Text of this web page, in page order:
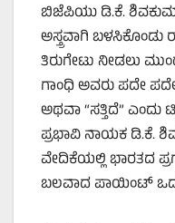
ಬಿಜೆಪಿಯು ಡಿ.ಕೆ.
ಅಸ್ತ್ರವಾಗಿ
ತಿರುಗೇಟು ನೀಡಲು
ಗಾಂಧಿ ಅವರು ಪದೇ
ಅಥವಾ “ಸತ್ತಿದೆ” ಎಂದು
ಪ್ರಭಾವಿ ನಾಯಕ ಡಿ.ಕೆ.
ವೇದಿಕೆಯಲ್ಲಿ ಭಾರತದ
ಬಲವಾದ ಪಾಯಿಂಟ್